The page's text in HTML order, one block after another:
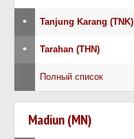
• Tanjung Karang (TNK)
• Tarahan (THN)
Полный список
Madiun (MN)